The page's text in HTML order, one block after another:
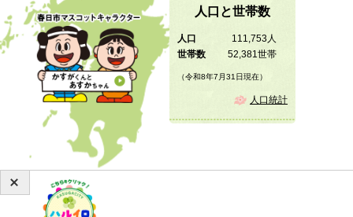
人口と世帯数
人口
111,753人
世帯数
52,381世帯
（令和8年7月31日現在）
人口統計